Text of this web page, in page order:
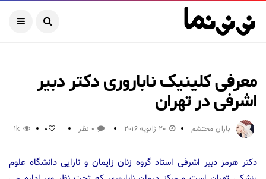
معرفی کلینیک ناباروری دکتر دبیر
اشرفی در تهران
باران محتشم 20 ژانویه 2016 0 نظر 0
1k
دکتر هرمز دبیر اشرفی استاد گروه زنان ­زایمان و نازایی دانشگاه علوم